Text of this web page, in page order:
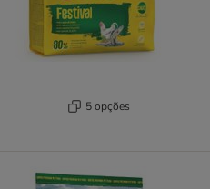
5 opções